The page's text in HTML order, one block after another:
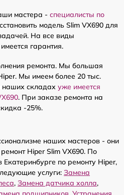
мастера - специалисты по
модель Slim VX690 для
На все виды
гарантия.
ремонта. Мы большая
Мы имеем более 20 тыс.
наших складах уже имеется
. При заказе ремонта на
-25%.
наших мастеров - они
Hiper Slim VX690. По
по ремонту Hiper,
услуги: Замена
, Замена датчика холла,